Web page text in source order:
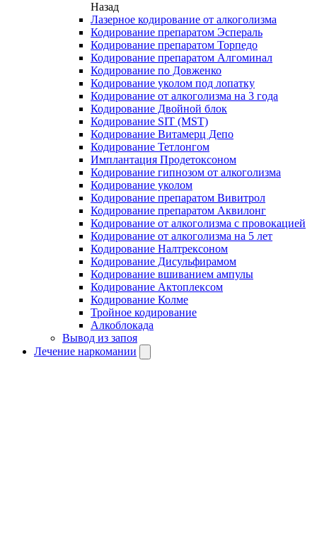
Назад
Лазерное кодирование от алкоголизма
Кодирование препаратом Эспераль
Кодирование препаратом Торпедо
Кодирование препаратом Алгоминал
Кодирование по Довженко
Кодирование уколом под лопатку
Кодирование от алкоголизма на 3 года
Кодирование Двойной блок
Кодирование SIT (MST)
Кодирование Витамерц Депо
Кодирование Тетлонгом
Имплантация Продетоксоном
Кодирование гипнозом от алкоголизма
Кодирование уколом
Кодирование препаратом Вивитрол
Кодирование препаратом Аквилонг
Кодирование от алкоголизма с провокацией
Кодирование от алкоголизма на 5 лет
Кодирование Налтрексоном
Кодирование Дисульфирамом
Кодирование вшиванием ампулы
Кодирование Актоплексом
Кодирование Колме
Тройное кодирование
Алкоблокада
Вывод из запоя
Лечение наркомании